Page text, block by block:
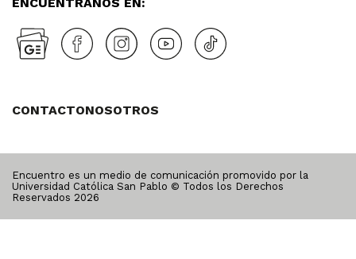
CONTACTONOSOTROS
Encuentro es un medio de comunicación promovido por la
Universidad Católica San Pablo © Todos los Derechos
Reservados 2026